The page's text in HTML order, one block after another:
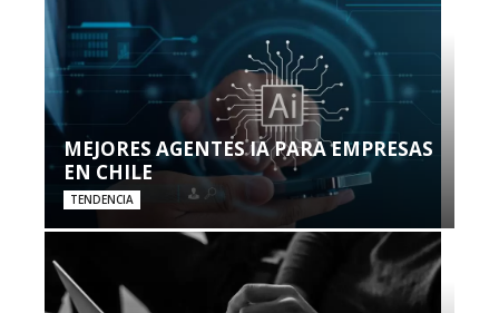
MEJORES AGENTES IA PARA EMPRESAS
EN CHILE
TENDENCIA